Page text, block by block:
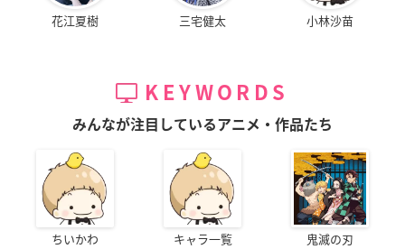
花江夏樹 三宅健太 小林沙苗
KEYWORDS
みんなが注目しているアニメ・作品たち
ちいかわ キャラ一覧 鬼滅の刃